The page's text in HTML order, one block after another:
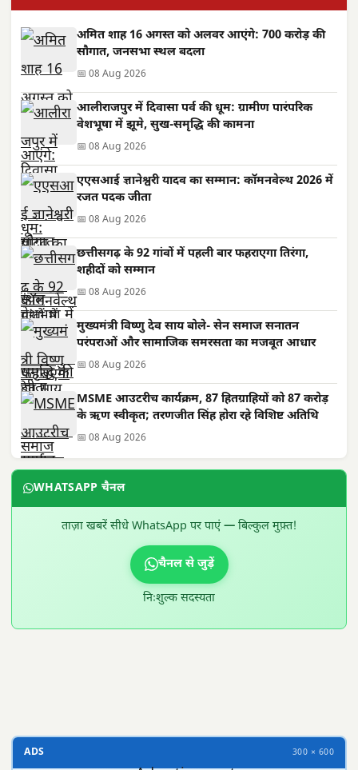
अमित शाह 16 अगस्त को अलवर आएंगे: 700 करोड़ की
सौगात, जनसभा स्थल बदला
📅 08 Aug 2026
आलीराजपुर में दिवासा पर्व की धूम: ग्रामीण पारंपरिक
वेशभूषा में झूमे, सुख-समृद्धि की कामना
📅 08 Aug 2026
एएसआई ज्ञानेश्वरी यादव का सम्मान: कॉमनवेल्थ 2026 में
रजत पदक जीता
📅 08 Aug 2026
छत्तीसगढ़ के 92 गांवों में पहली बार फहराएगा तिरंगा,
शहीदों को सम्मान
📅 08 Aug 2026
मुख्यमंत्री विष्णु देव साय बोले- सेन समाज सनातन
परंपराओं और सामाजिक समरसता का मजबूत आधार
📅 08 Aug 2026
MSME आउटरीच कार्यक्रम, 87 हितग्राहियों को 87 करोड़
के ऋण स्वीकृत; तरणजीत सिंह होरा रहे विशिष्ट अतिथि
📅 08 Aug 2026
WHATSAPP चैनल
ताज़ा खबरें सीधे WhatsApp पर पाएं — बिल्कुल मुफ़्त!
चैनल से जुड़ें
निःशुल्क सदस्यता
ADS 300 × 600